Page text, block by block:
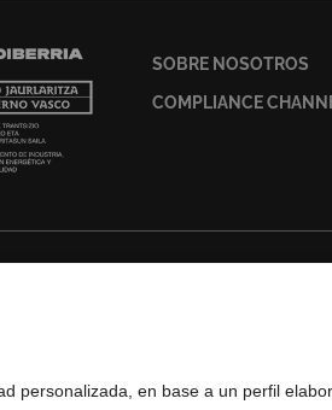
personalizada, en base a un perfil
SOBRE NOSOTROS
COMPLIANCE